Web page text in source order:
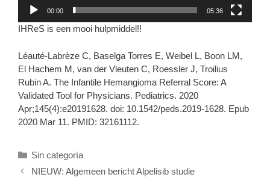
00:00 05:36
IHReS is een mooi hulpmiddel!!
Léauté-Labrèze C, Baselga Torres E, Weibel L, Boon LM,
El Hachem M, van der Vleuten C, Roessler J, Troilius
Rubin A. The Infantile Hemangioma Referral Score: A
Validated Tool for Physicians. Pediatrics. 2020
Apr;145(4):e20191628. doi: 10.1542/peds.2019-1628. Epub
2020 Mar 11. PMID: 32161112.
Categories
Sin categoría
NIEUW: Algemeen bericht Alpelisib studie